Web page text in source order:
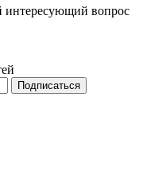
интересующий вопрос
Подписаться